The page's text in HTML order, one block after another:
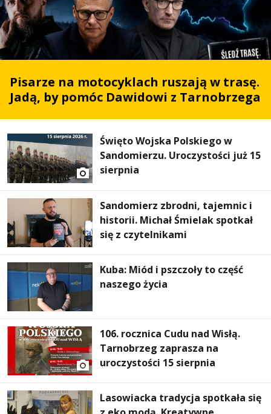
Pisarze na motocyklach ruszają w trasę.
Jadą, by pomóc Dawidowi z Tarnobrzega
Święto Wojska Polskiego w
Sandomierzu. Uroczystości już 15
sierpnia
Sandomierz zbrodni, tajemnic i
historii. Michał Śmielak spotkał
się z czytelnikami
Kuba: Miód i pszczoły to część
naszego życia
106. rocznica Cudu nad Wisłą.
Tarnobrzeg zaprasza na
uroczystości 15 sierpnia
Lasowiacka tradycja spotkała się